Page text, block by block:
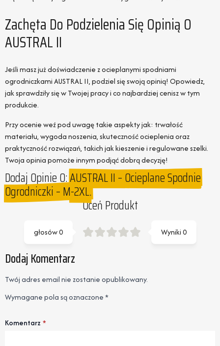
Zachęta Do Podzielenia Się Opinią O
AUSTRAL II
Jeśli masz już doświadczenie z ocieplanymi spodniami
ogrodniczkami AUSTRAL II, podziel się swoją opinią! Opowiedz,
jak sprawdziły się w Twojej pracy i co najbardziej cenisz w tym
produkcie.
Przy ocenie weź pod uwagę takie aspekty jak: trwałość
materiału, wygoda noszenia, skuteczność ocieplenia oraz
praktyczność rozwiązań, takich jak kieszenie i regulowane szelki.
Twoja opinia pomoże innym podjąć dobrą decyzję!
Dodaj Opinie O:AUSTRAL II – Ocieplane Spodnie
Ogrodniczki – M-2XL.
Oceń Produkt
Wyniki0
głosów0
Dodaj Komentarz
Twój adres email nie zostanie opublikowany.
Wymagane pola są oznaczone*
Komentarz *